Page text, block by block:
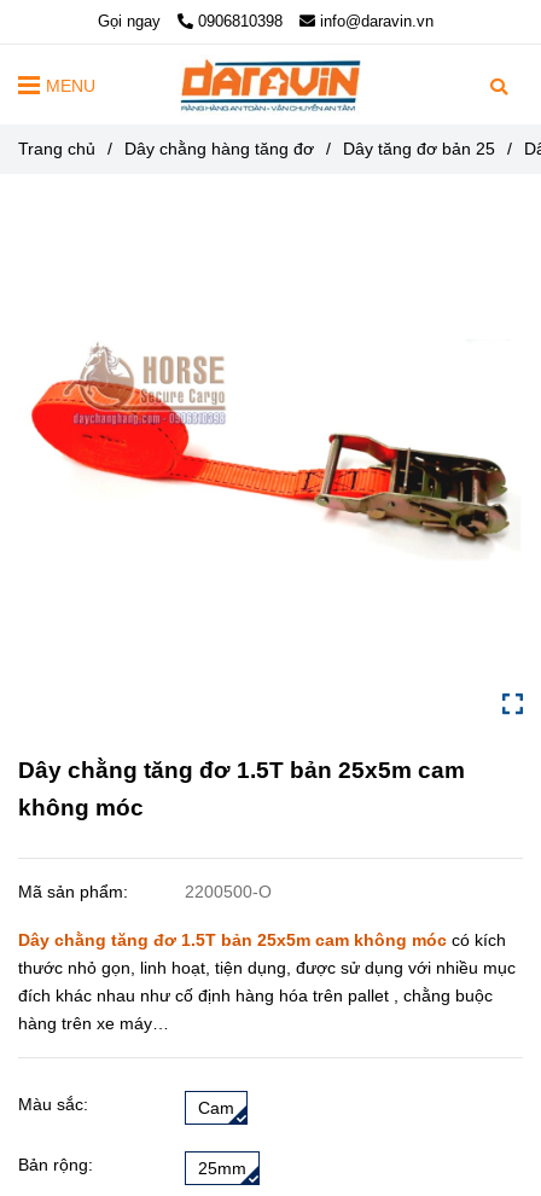
Gọi ngay 0906810398 info@daravin.vn
MENU
Trang chủ / Dây chằng hàng tăng đơ / Dây tăng đơ bản 25 /
Dây chằng tăng đơ 1.5T bản 25x5m cam
không móc
Mã sản phẩm: 2200500-O
Dây chằng tăng đơ 1.5T bản 25x5m cam không móc có kích
thước nhỏ gọn, linh hoạt, tiện dụng, được sử dụng với nhiều mục
đích khác nhau như cố định hàng hóa trên pallet , chằng buộc
hàng trên xe máy…
Màu sắc: Cam
Bản rộng: 25mm